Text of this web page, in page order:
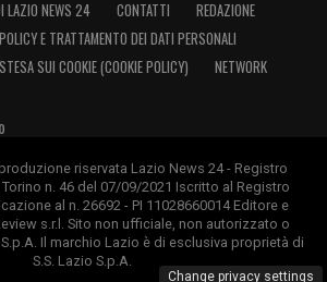
LAZIO NEWS 24 CONTATTI
REDAZIONE
E TRATTAMENTO DEI DATI PERSONALI
SUI COOKIE (COOKIE POLICY)
NETWORK
riservata Lazio News 24 - Registro
n. 46 del 07/09/2021 Iscritto al Registro
al n. 26692 - PI 11028660014 Editore e
s.r.l. Sito non ufficiale, non autorizzato o
Il marchio Lazio è di esclusiva proprietà di
S.S. Lazio S.p.A.
Change privacy settings